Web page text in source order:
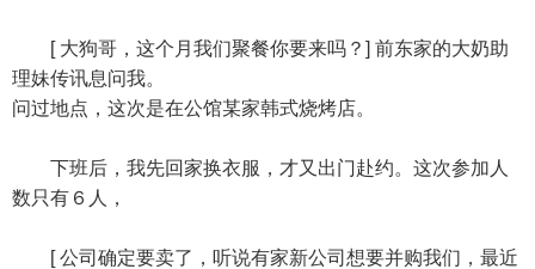
[ 大狗哥，这个月我们聚餐你要来吗？] 前东家的大奶助
理妹传讯息问我。
问过地点，这次是在公馆某家韩式烧烤店。
下班后，我先回家换衣服，才又出门赴约。这次参加人
数只有６人，
[ 公司确定要卖了，听说有家新公司想要并购我们，最近